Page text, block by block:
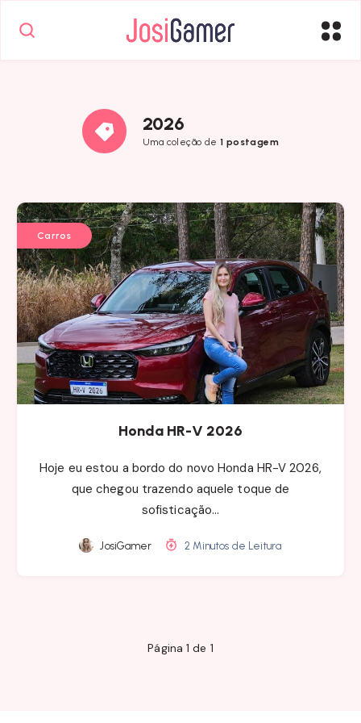
2026
Uma coleção de 1 postagem
Carros
Honda HR-V 2026
Hoje eu estou a bordo do novo Honda HR-V 2026,
que chegou trazendo aquele toque de
sofisticação…
JosiGamer 2 Minutos de Leitura
Página 1 de 1